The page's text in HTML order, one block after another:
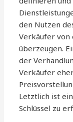
den Nutzen
Verkäufer von
überzeugen.
der
Verkäufer
Letztlich ist
Schlüssel zu